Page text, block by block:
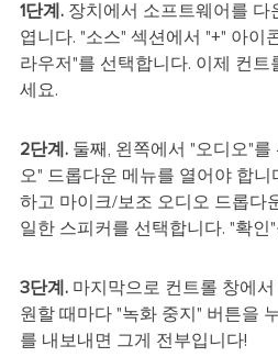
1단계.장치에서 소프트웨어를 다
엽니다. "소스" 섹션에서 "+" 아이
라우저"를 선택합니다. 이제 컨
세요.
2단계.둘째, 왼쪽에서 "오디오"를
오" 드롭다운 메뉴를 열어야 합니
하고 마이크/보조 오디오 드롭다
일한 스피커를 선택합니다. "확인
3단계.마지막으로 컨트롤 창에서
원할 때마다 "녹화 중지" 버튼을
를 내보내면 그게 전부입니다!